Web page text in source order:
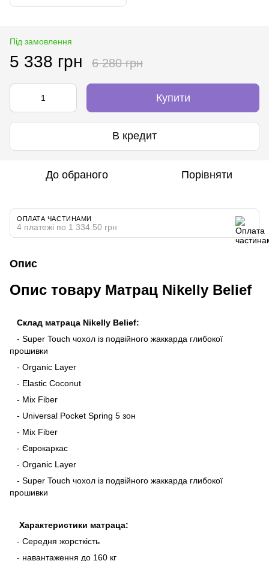
Під замовлення
5 338 грн 6 280 грн
Купити
В кредит
До обраного Порівняти
ОПЛАТА ЧАСТИНАМИ
4 платежі по 1 334.50 грн
Опис
Опис товару Матрац Nikelly Belief
Склад матраца Nikelly Belief:
- Super Touch чохол із подвійного жаккарда глибокої
прошивки
- Organic Layer
- Elastic Coconut
- Mix Fiber
- Universal Pocket Spring 5 зон
- Mix Fiber
- Єврокаркас
- Organic Layer
- Super Touch чохол із подвійного жаккарда глибокої
прошивки
Характеристики матраца:
- Середня жорсткість
- навантаження до 160 кг